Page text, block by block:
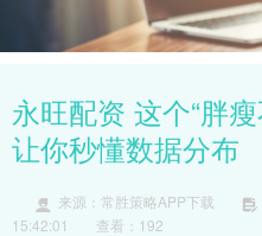
永旺配资 这个“胖
让你秒懂数据分布
来源：常胜策略APP下载
15:42:01
查看：192